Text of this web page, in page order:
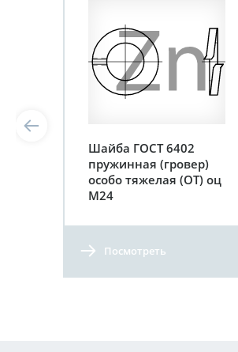
Шайба ГОСТ 6402
пружинная (гровер)
особо тяжелая (ОТ) оц
М24
Посмотреть